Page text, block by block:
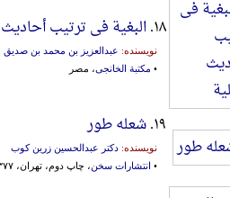
۱۸. البغیة فی ترتیب
نویسنده: عبدالعزیز بن محمد بن صدیق
• مکتبة الخانجی، مصر
۱۹. شعله طور
نویسنده: دکتر عبدالحسین زرین کوب
• انتشارات سخن، چاپ دوم، تهران، ۱۳۷۷ش.